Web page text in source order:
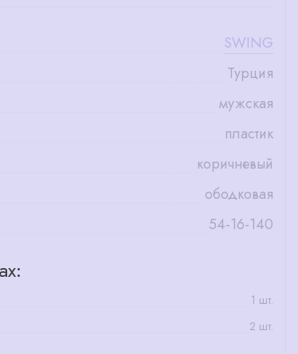
SWING
Турция
мужская
пластик
коричневый
ободковая
54-16-140
1 шт.
2 шт.